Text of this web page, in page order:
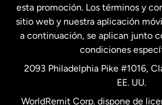
Nueva Zelanda
Países Bajos
esta promoción. Los términos y
sitio web y nuestra aplicación
a continuación, se aplican junto
condiciones
2093 Philadelphia Pike #1016,
EE. UU.
WorldRemit Corp. dispone de